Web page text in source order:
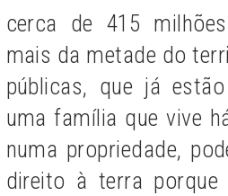
cerca de 415
mais da metade do
públicas, que já
uma família que vive
numa propriedade,
direito à terra porque